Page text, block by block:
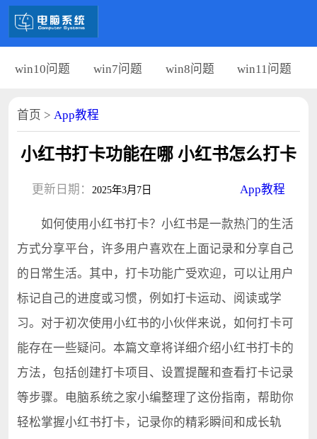
win10问题 win7问题 win8问题 win11问题
首页 > App教程
小红书打卡功能在哪 小红书怎么打卡
更新日期： 2025年3月7日 App教程
如何使用小红书打卡？小红书是一款热门的生活
方式分享平台，许多用户喜欢在上面记录和分享自己
的日常生活。其中，打卡功能广受欢迎，可以让用户
标记自己的进度或习惯，例如打卡运动、阅读或学
习。对于初次使用小红书的小伙伴来说，如何打卡可
能存在一些疑问。本篇文章将详细介绍小红书打卡的
方法，包括创建打卡项目、设置提醒和查看打卡记录
等步骤。电脑系统之家小编整理了这份指南，帮助你
轻松掌握小红书打卡，记录你的精彩瞬间和成长轨